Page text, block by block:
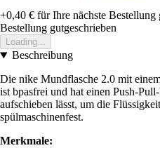
+0,40 € für Ihre nächste Bestellung
Bestellung gutgeschrieben
Loading...
Beschreibung
Die nike Mundflasche 2.0 mit
ist bpasfrei und hat einen Push-
aufschieben lässt, um die
spülmaschinenfest.
Merkmale: